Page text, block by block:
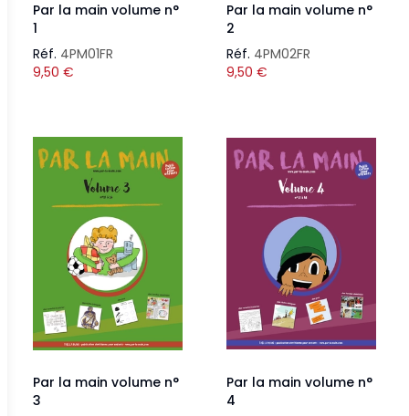
Par la main volume n°
1
Réf. 4PM01FR
9,50 €
Par la main volume n°
2
Réf. 4PM02FR
9,50 €
Par la main volume n°
3
Par la main volume n°
4